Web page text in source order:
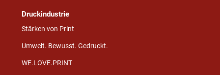
Druckindustrie
Stärken von Print
Umwelt. Bewusst. Gedruckt.
WE.LOVE.PRINT